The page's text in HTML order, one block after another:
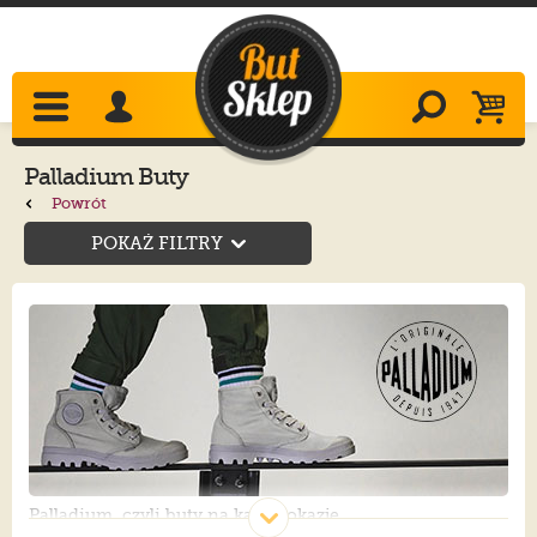
Palladium Buty
Powrót
POKAŻ FILTRY
Palladium, czyli buty na każdą okazję.